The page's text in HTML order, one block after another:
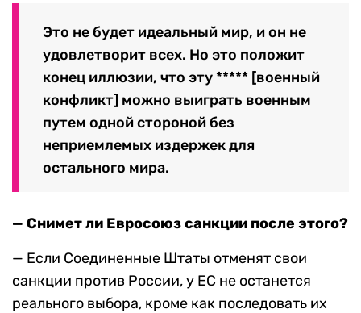
Это не будет идеальный мир, и он не
удовлетворит всех. Но это положит
конец иллюзии, что эту ***** [военный
конфликт] можно выиграть военным
путем одной стороной без
неприемлемых издержек для
остального мира.
— Снимет ли Евросоюз санкции после этого?
— Если Соединенные Штаты отменят свои
санкции против России, у ЕС не останется
реального выбора, кроме как последовать их